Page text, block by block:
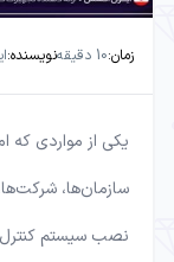
زمان:10 دقیقه نویسنده:
یکی از مواردی که
سازمان‌ها،
نصب سیستم‌ کنترل